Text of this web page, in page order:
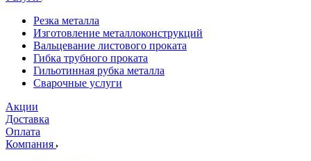
Резка металла
Изготовление металлоконструкций
Вальцевание листового проката
Гибка трубного проката
Гильотинная рубка металла
Сварочные услуги
Акции
Доставка
Оплата
Компания